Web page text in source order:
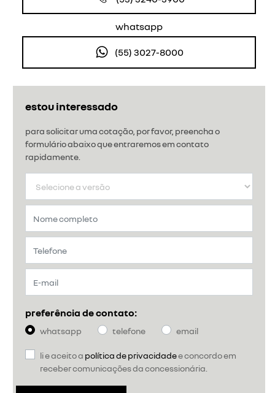
estou interessado
para solicitar uma cotação, por favor, preencha o
formulário abaixo que entraremos em contato
rapidamente.
preferência de contato:
whatsapp telefone email
li e aceito a política de privacidadee concordo em
receber comunicações da concessionária.
whatsapp
(55) 3027-8000